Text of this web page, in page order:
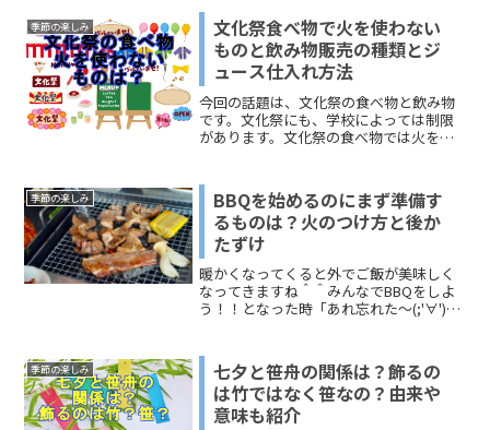
ようになりますよ(^^♪
季節の楽しみ
文化祭食べ物で火を使わない
ものと飲み物販売の種類とジ
ュース仕入れ方法
今回の話題は、文化祭の食べ物と飲み物
です。文化祭にも、学校によっては制限
があります。文化祭の食べ物では火を使
入れる方法が気になるところですね。こ
のページでは、「文化祭の...
季節の楽しみ
BBQを始めるのにまず準備す
るものは？火のつけ方と後か
たずけ
暖かくなってくると外でご飯が美味しく
なってきますね＾＾みんなでBBQをしよ
う！！となった時「あれ忘れた～(;'∀')」
たずける時に必要なものなどご紹介いた
します。BBQ...
季節の楽しみ
七夕と笹舟の関係は？飾るの
は竹ではなく笹なの？由来や
意味も紹介